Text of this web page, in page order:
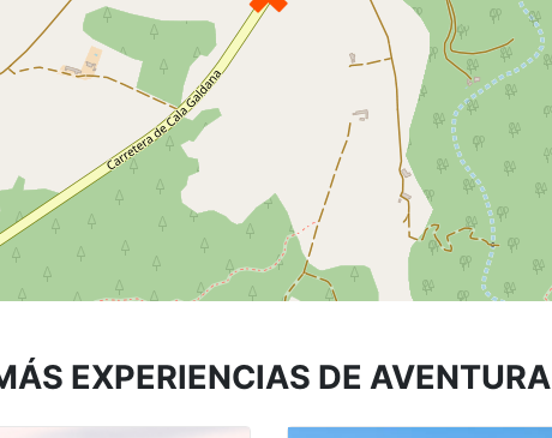
EXPERIENCIAS DE AVENTURA